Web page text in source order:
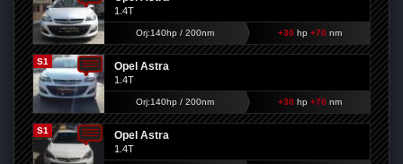
1.4T
Orj:140hp / 200nm +30 hp +70 nm
S1 Opel Astra
1.4T
Orj:140hp / 200nm +30 hp +70 nm
S1 Opel Astra
1.4T